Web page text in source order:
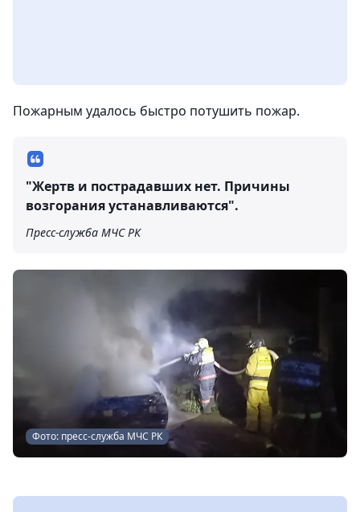
Пожарным удалось быстро потушить пожар.
"Жертв и пострадавших нет. Причины
возгорания устанавливаются".
Пресс-служба МЧС РК
Фото: пресс-служба МЧС РК